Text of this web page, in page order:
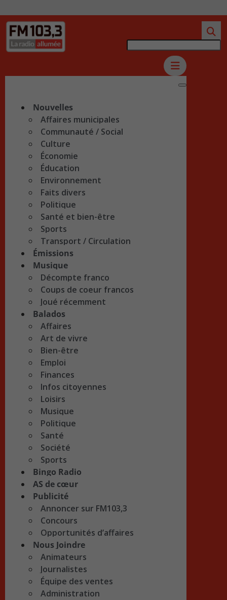
Nouvelles
Affaires municipales
Communauté / Social
Culture
Économie
Éducation
Environnement
Faits divers
Politique
Santé et bien-être
Sports
Transport / Circulation
Émissions
Musique
Décompte franco
Coups de coeur francos
Joué récemment
Balados
Affaires
Art de vivre
Bien-être
Emploi
Finances
Infos citoyennes
Loisirs
Musique
Politique
Santé
Société
Sports
Bingo Radio
AS de cœur
Publicité
Annoncer sur FM103,3
Concours
Opportunités d’affaires
Nous Joindre
Animateurs
Journalistes
Équipe des ventes
Administration